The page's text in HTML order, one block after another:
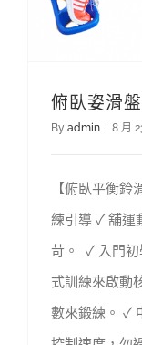
俯臥姿滑
By admin 8 月
【俯臥平衡
練引導 ✓ 舖運
苛。 ✓ 入門初
式訓練來啟動
數來鍛練。 ✓